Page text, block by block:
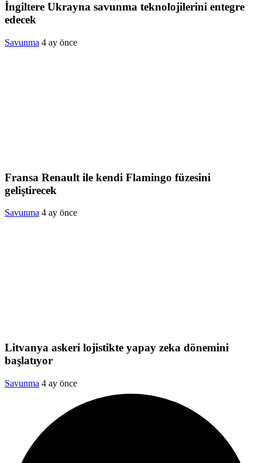
İngiltere Ukrayna savunma teknolojilerini entegre
edecek
Savunma 4 ay önce
Fransa Renault ile kendi Flamingo füzesini
geliştirecek
Savunma 4 ay önce
Litvanya askeri lojistikte yapay zeka dönemini
başlatıyor
Savunma 4 ay önce